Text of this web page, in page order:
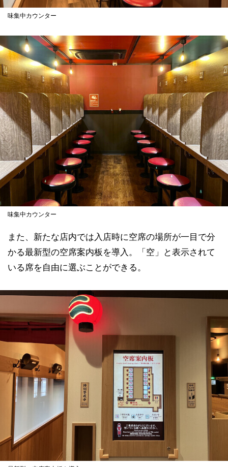
味集中カウンター
味集中カウンター
また、新たな店内では入店時に空席の場所が一目で分
かる最新型の空席案内板を導入。「空」と表示されて
いる席を自由に選ぶことができる。